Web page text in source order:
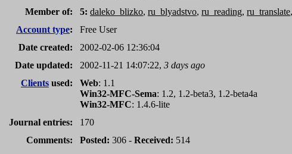
Member of:
5: daleko_blizko, ru_blyadstvo, ru_reading, ru_translate,
Account type:
Free User
Date created:
2002-02-06 12:36:04
Date updated:
2002-11-21 14:07:22, 3 days ago
Clients used: Web: 1.1
Win32-MFC-Sema: 1.2, 1.2-beta3, 1.2-beta4a
Win32-MFC: 1.4.6-lite
Journal entries:
170
Comments:
Posted: 306 - Received: 514